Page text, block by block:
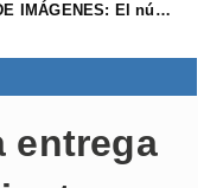
GALERÍA DE IMÁGENES: El núcleo de población de época romana con continuidad
entrega